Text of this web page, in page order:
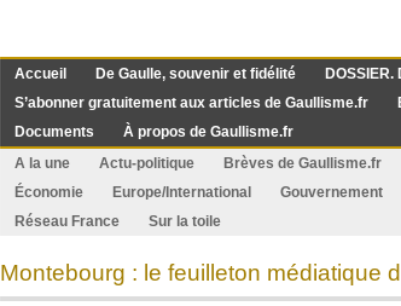
Accueil De Gaulle, souvenir et fidélité
S’abonner gratuitement aux articles de Gaullisme.fr
Documents
À propos de Gaullisme.fr
A la une
Actu-politique Brèves de Gaullisme.fr
Économie
Europe/International Gouvernement
Réseau France
Sur la toile
Montebourg : le feuilleton médiatique